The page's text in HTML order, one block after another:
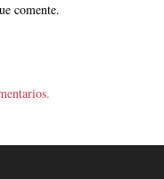
comente.